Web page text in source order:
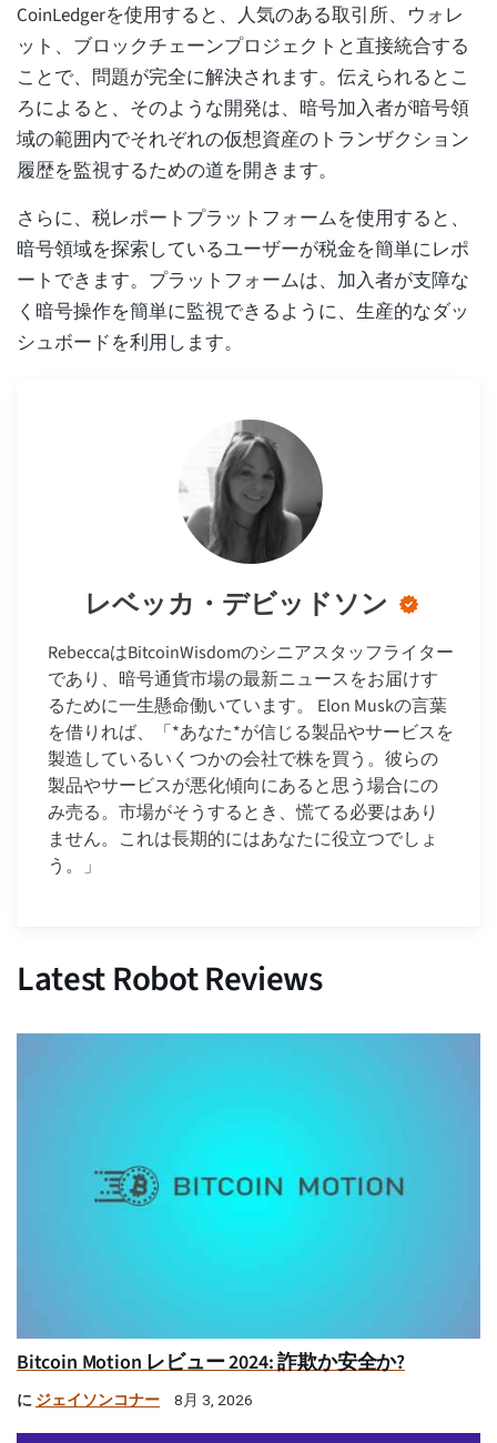
CoinLedgerを使用すると、人気のある取引所、ウォレ
ット、ブロックチェーンプロジェクトと直接統合する
ことで、問題が完全に解決されます。伝えられるとこ
ろによると、そのような開発は、暗号加入者が暗号領
域の範囲内でそれぞれの仮想資産のトランザクション
履歴を監視するための道を開きます。
さらに、税レポートプラットフォームを使用すると、
暗号領域を探索しているユーザーが税金を簡単にレポ
ートできます。プラットフォームは、加入者が支障な
く暗号操作を簡単に監視できるように、生産的なダッ
シュボードを利用します。
レベッカ・デビッドソン
RebeccaはBitcoinWisdomのシニアスタッフライター
であり、暗号通貨市場の最新ニュースをお届けす
るために一生懸命働いています。 Elon Muskの言葉
を借りれば、「*あなた*が信じる製品やサービスを
製造しているいくつかの会社で株を買う。彼らの
製品やサービスが悪化傾向にあると思う場合にの
み売る。市場がそうするとき、慌てる必要はあり
ません。これは長期的にはあなたに役立つでしょ
う。」
Latest Robot Reviews
Bitcoin Motion レビュー 2024: 詐欺か安全か?
に ジェイソンコナー 8月 3, 2026